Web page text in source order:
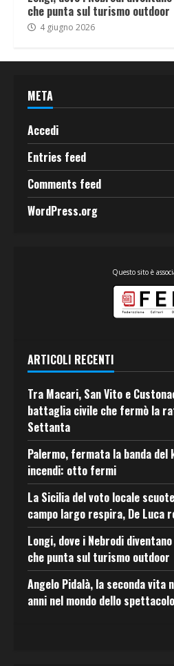
che punta sul turismo outdoor
4 giugno 2026
META
Accedi
Entries feed
Comments feed
WordPress.org
Questo sito è
ARTICOLI RECENTI
Tra Macari, San Vito e
battaglia civile che fermò la
Settanta
Palermo, fermata la banda del
incendi: otto fermi
La Sicilia del voto locale
campo largo respira, De Luca
Longi, dove i Nebrodi
che punta sul turismo outdoor
Angelo Pidalà, la seconda vita
anni nel mondo dello spettacolo